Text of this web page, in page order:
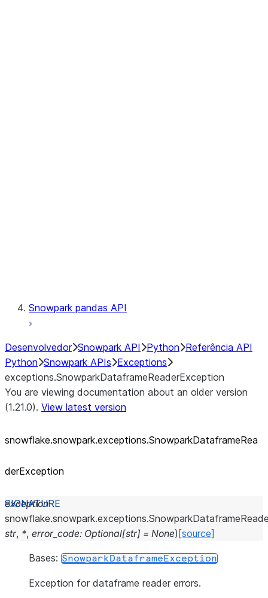
Snowpark pandas API
Desenvolvedor Snowpark API Python Referência API
Python Snowpark APIs Exceptions
exceptions.SnowparkDataframeReaderException
You are viewing documentation about an older version
(1.21.0). View latest version
snowflake.snowpark.exceptions.SnowparkDataframeRea
derException
exception
snowflake.snowpark.exceptions.
str, *, error_code: Optional[str] = None) [source]
Bases: SnowparkDataframeException
Exception for dataframe reader errors.